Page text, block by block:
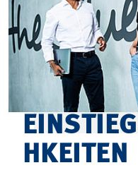
HKEITEN